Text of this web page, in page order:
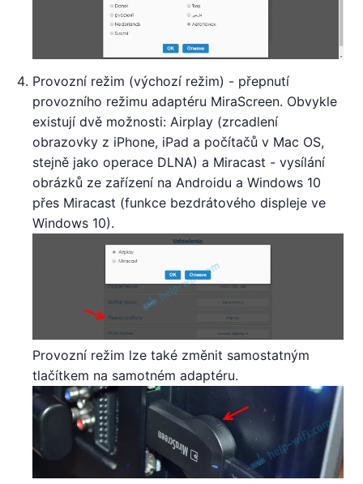
Provozní režim (výchozí režim) - přepnutí
provozního režimu adaptéru MiraScreen. Obvykle
existují dvě možnosti: Airplay (zrcadlení
obrazovky z iPhone, iPad a počítačů v Mac OS,
stejně jako operace DLNA) a Miracast - vysílání
obrázků ze zařízení na Androidu a Windows 10
přes Miracast (funkce bezdrátového displeje ve
Windows 10).
Provozní režim lze také změnit samostatným
tlačítkem na samotném adaptéru.